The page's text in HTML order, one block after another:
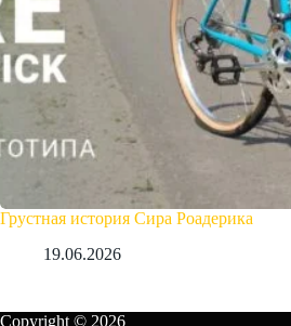
Грустная история Сира Роадерика
19.06.2026
Copyright © 2026